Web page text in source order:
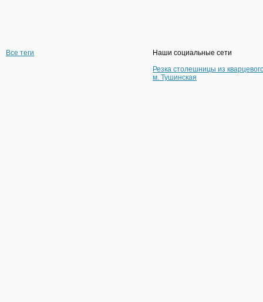
Все теги
Наши социальные сети
Резка столешницы из
м. Тушинская